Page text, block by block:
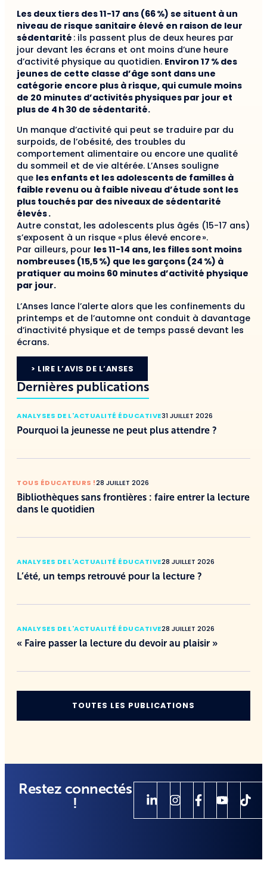
Les deux tiers des 11-17 ans (66 %) se situent à un
niveau de risque sanitaire élevé en raison de leur
sédentarité : ils passent plus de deux heures par
jour devant les écrans et ont moins d’une heure
d’activité physique au quotidien. Environ 17 % des
jeunes de cette classe d’âge sont dans une
catégorie encore plus à risque, qui cumule moins
de 20 minutes d’activités physiques par jour et
plus de 4 h 30 de sédentarité.
Un manque d’activité qui peut se traduire par du
surpoids, de l’obésité, des troubles du
comportement alimentaire ou encore une qualité
du sommeil et de vie altérée. L’Anses souligne
que les enfants et les adolescents de familles à
faible revenu ou à faible niveau d’étude sont les
plus touchés par des niveaux de sédentarité
élevés .
Autre constat, les adolescents plus âgés (15-17 ans)
s’exposent à un risque « plus élevé encore ».
Par ailleurs, pour les 11-14 ans, les filles sont moins
nombreuses (15,5 %) que les garçons (24 %) à
pratiquer au moins 60 minutes d’activité physique
par jour.
L’Anses lance l’alerte alors que les confinements du
printemps et de l’automne ont conduit à davantage
d’inactivité physique et de temps passé devant les
écrans.
> LIRE L’AVIS DE L’ANSES
Dernières publications
ANALYSES DE L'ACTUALITÉ ÉDUCATIVE31 JUILLET 2026
Pourquoi la jeunesse ne peut plus attendre ?
TOUS ÉDUCATEURS !28 JUILLET 2026
Bibliothèques sans frontières : faire entrer la lecture
dans le quotidien
ANALYSES DE L'ACTUALITÉ ÉDUCATIVE28 JUILLET 2026
L’été, un temps retrouvé pour la lecture ?
ANALYSES DE L'ACTUALITÉ ÉDUCATIVE28 JUILLET 2026
« Faire passer la lecture du devoir au plaisir »
TOUTES LES PUBLICATIONS
Restez connectés
!